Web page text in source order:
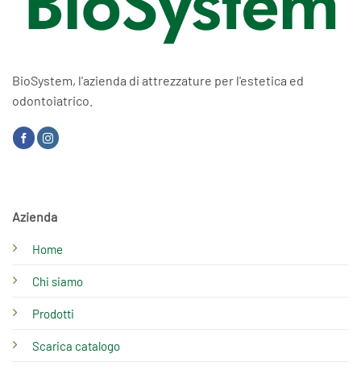
BioSystem, l'azienda di attrezzature per l'estetica ed
odontoiatrico.
Azienda
Home
Chi siamo
Prodotti
Scarica catalogo